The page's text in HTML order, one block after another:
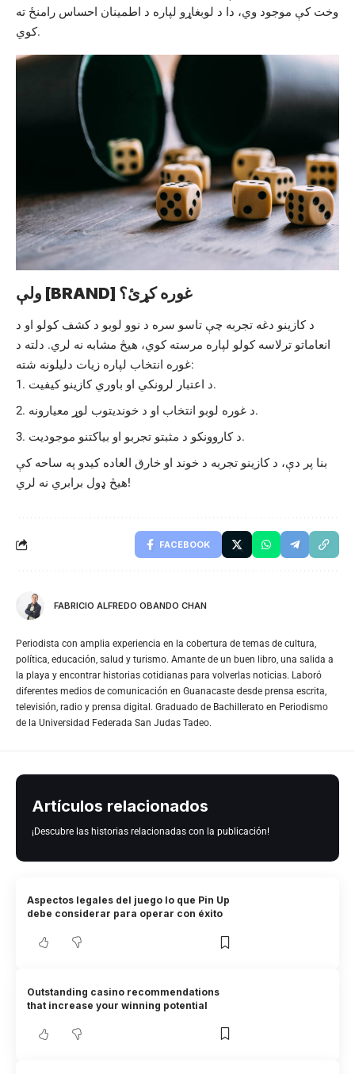
وخت کې موجود وي، دا د لوبغاړو لپاره د اطمینان احساس رامنځ ته
کوي.
ولې [BRAND] غوره کړئ؟
د کازینو دغه تجربه چې تاسو سره د نوو لوبو د کشف کولو او د
انعاماتو ترلاسه کولو لپاره مرسته کوي، هیڅ مشابه نه لري. دلته د
غوره انتخاب لپاره زیات دلیلونه شته:
د اعتبار لرونکي او باوري کازینو کیفیت.
د غوره لوبو انتخاب او د خوندیتوب لوړ معیارونه.
د کاروونکو د مثبتو تجربو او بیاکتنو موجودیت.
بنا پر دې، د کازینو تجربه د خوند او خارق العاده کیدو په ساحه کې
هیڅ ډول برابري نه لري!
FACEBOOK
FABRICIO ALFREDO OBANDO CHAN
Periodista con amplia experiencia en la cobertura de temas de cultura,
política, educación, salud y turismo. Amante de un buen libro, una salida a
la playa y encontrar historias cotidianas para volverlas noticias. Laboró
diferentes medios de comunicación en Guanacaste desde prensa escrita,
televisión, radio y prensa digital. Graduado de Bachillerato en Periodismo
de la Universidad Federada San Judas Tadeo.
Artículos relacionados
¡Descubre las historias relacionadas con la publicación!
Aspectos legales del juego lo que Pin Up
debe considerar para operar con éxito
Outstanding casino recommendations
that increase your winning potential